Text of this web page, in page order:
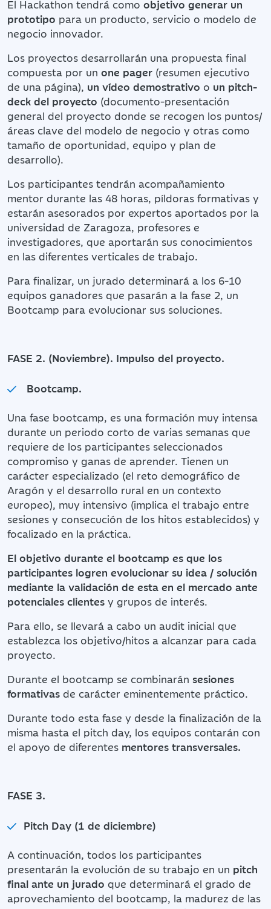
El Hackathon tendrá como objetivo generar un
prototipo para un producto, servicio o modelo de
negocio innovador.
Los proyectos desarrollarán una propuesta final
compuesta por un one pager (resumen ejecutivo
de una página), un vídeo demostrativo o un pitch-
deck del proyecto (documento-presentación
general del proyecto donde se recogen los puntos/
áreas clave del modelo de negocio y otras como
tamaño de oportunidad, equipo y plan de
desarrollo).
Los participantes tendrán acompañamiento
mentor durante las 48 horas, píldoras formativas y
estarán asesorados por expertos aportados por la
universidad de Zaragoza, profesores e
investigadores, que aportarán sus conocimientos
en las diferentes verticales de trabajo.
Para finalizar, un jurado determinará a los 6-10
equipos ganadores que pasarán a la fase 2, un
Bootcamp para evolucionar sus soluciones.
FASE 2. (Noviembre). Impulso del proyecto.
Bootcamp.
Una fase bootcamp, es una formación muy intensa
durante un periodo corto de varias semanas que
requiere de los participantes seleccionados
compromiso y ganas de aprender. Tienen un
carácter especializado (el reto demográfico de
Aragón y el desarrollo rural en un contexto
europeo), muy intensivo (implica el trabajo entre
sesiones y consecución de los hitos establecidos) y
focalizado en la práctica.
El objetivo durante el bootcamp es que los
participantes logren evolucionar su idea / solución
mediante la validación de esta en el mercado ante
potenciales clientes y grupos de interés.
Para ello, se llevará a cabo un audit inicial que
establezca los objetivo/hitos a alcanzar para cada
proyecto.
Durante el bootcamp se combinarán sesiones
formativas de carácter eminentemente práctico.
Durante todo esta fase y desde la finalización de la
misma hasta el pitch day, los equipos contarán con
el apoyo de diferentes mentores transversales.
FASE 3.
Pitch Day (1 de diciembre)
A continuación, todos los participantes
presentarán la evolución de su trabajo en un pitch
final ante un jurado que determinará el grado de
aprovechamiento del bootcamp, la madurez de las